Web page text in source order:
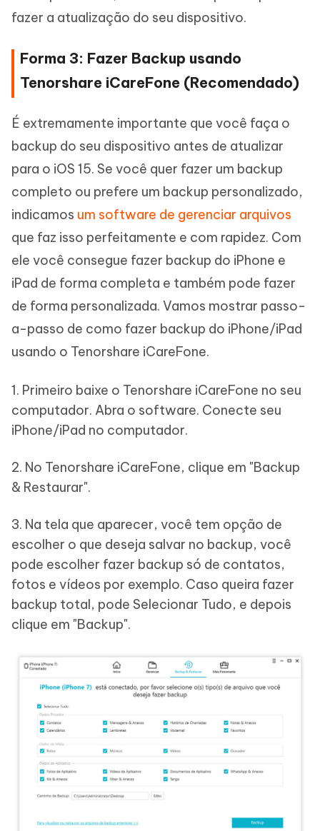
fazer a atualização do seu dispositivo.
Forma 3: Fazer Backup usando
Tenorshare iCareFone (Recomendado)
É extremamente importante que você faça o
backup do seu dispositivo antes de atualizar
para o iOS 15. Se você quer fazer um backup
completo ou prefere um backup personalizado,
indicamos um software de gerenciar arquivos
que faz isso perfeitamente e com rapidez. Com
ele você consegue fazer backup do iPhone e
iPad de forma completa e também pode fazer
de forma personalizada. Vamos mostrar passo-
a-passo de como fazer backup do iPhone/iPad
usando o Tenorshare iCareFone.
1. Primeiro baixe o Tenorshare iCareFone no seu
computador. Abra o software. Conecte seu
iPhone/iPad no computador.
2. No Tenorshare iCareFone, clique em "Backup
& Restaurar".
3. Na tela que aparecer, você tem opção de
escolher o que deseja salvar no backup, você
pode escolher fazer backup só de contatos,
fotos e vídeos por exemplo. Caso queira fazer
backup total, pode Selecionar Tudo, e depois
clique em "Backup".